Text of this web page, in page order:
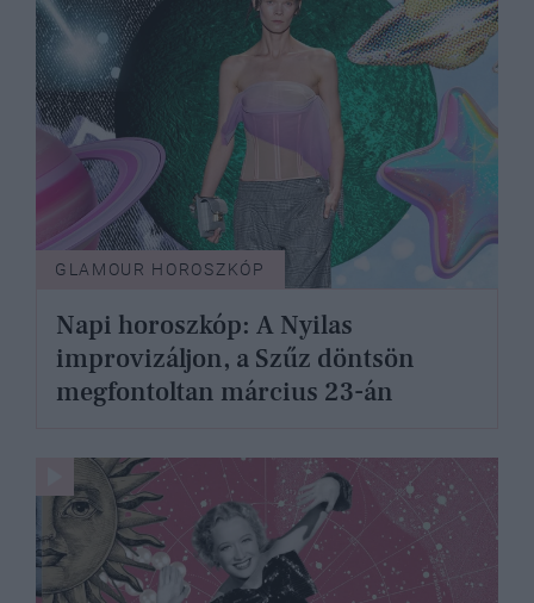
GLAMOUR HOROSZKÓP
Napi horoszkóp: A Nyilas
improvizáljon, a Szűz döntsön
megfontoltan március 23-án